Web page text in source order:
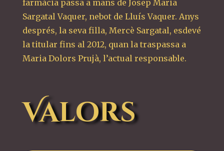
farmàcia passa a mans de Josep Maria
Sargatal Vaquer, nebot de Lluís Vaquer. Anys
després, la seva filla, Mercè Sargatal, esdevé
la titular fins al 2012, quan la traspassa a
Maria Dolors Prujà, l’actual responsable.
Valors